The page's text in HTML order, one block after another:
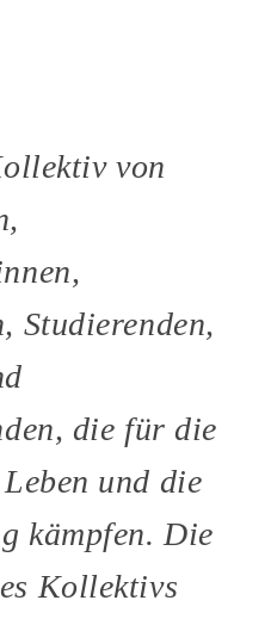
von
Studierenden,
die für die
und die
kämpfen. Die
Kollektivs